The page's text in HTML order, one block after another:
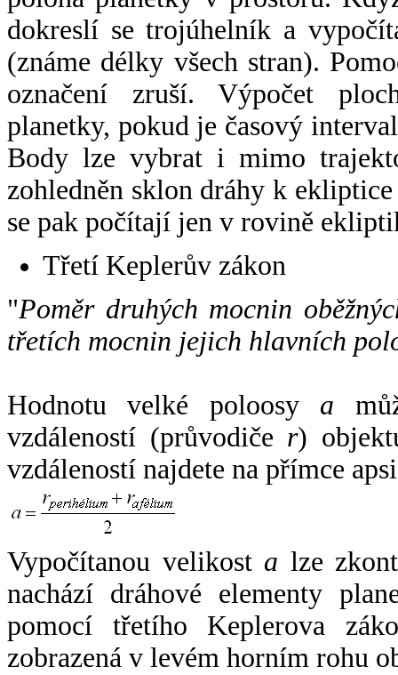
dokreslí se trojúhelník a
(známe délky všech stran).
označení zruší. Výpočet
planetky, pokud je časový
Body lze vybrat i mimo
zohledněn sklon dráhy k
se pak počítají jen v rovině
Třetí Keplerův zákon
"Poměr druhých mocnin
třetích mocnin jejich hlavních
Hodnotu velké poloosy a
vzdáleností (průvodiče r)
vzdáleností najdete na přímce
Vypočítanou velikost a lze
nachází dráhové elementy
pomocí třetího Keplerova
zobrazená v levém horním rohu